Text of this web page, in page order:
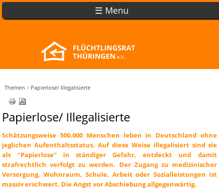
☰ Menu
Themen > Papierlose/ Illegalisierte
Papierlose/ Illegalisierte
Schätzungsweise 500.000 Menschen leben in Deutschland ohne
jeglichen Aufenthaltsstatus. Auf diese Weise illegalisiert sind sie
als "Papierlose" in ständiger Gefahr, entdeckt und damit
strafrechtlich verfolgt zu werden. Der Zugang zu medizinischer
Versorgung, Wohnraum, Schule, Arbeit oder Sozialleistungen ist
massiv erschwert. Die Angst vor Abschiebung allgegenwärtig.